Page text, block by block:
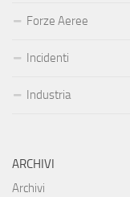
Forze Aeree
Incidenti
Industria
ARCHIVI
Archivi